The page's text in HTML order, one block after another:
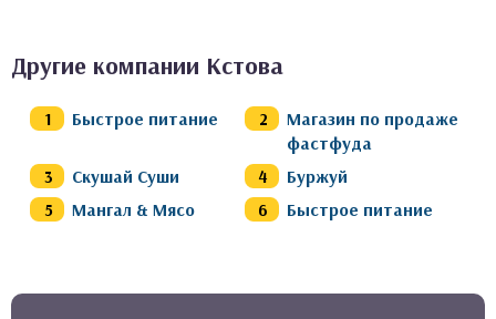
Другие компании Кстова
Быстрое питание
Магазин по продаже
фастфуда
Скушай Суши
Буржуй
Мангал & Мясо
Быстрое питание